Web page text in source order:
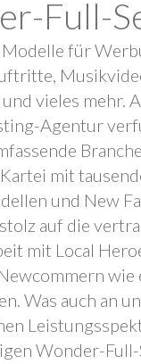
Full-
für
vieles mehr.
Agentur
mit
und New
auf die
mit Local
wie
Was auch an
Wonder-Full-